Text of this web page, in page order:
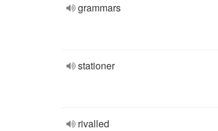
grammars
stationer
rivalled